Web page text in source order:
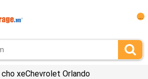
xeChevrolet Orlando